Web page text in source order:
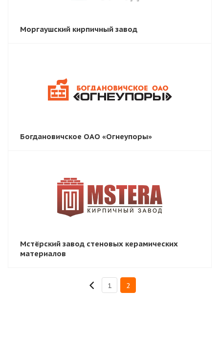
Моргаушский кирпичный завод
Богдановичское ОАО «Огнеупоры»
Мстёрский завод стеновых керамических
материалов
1 2